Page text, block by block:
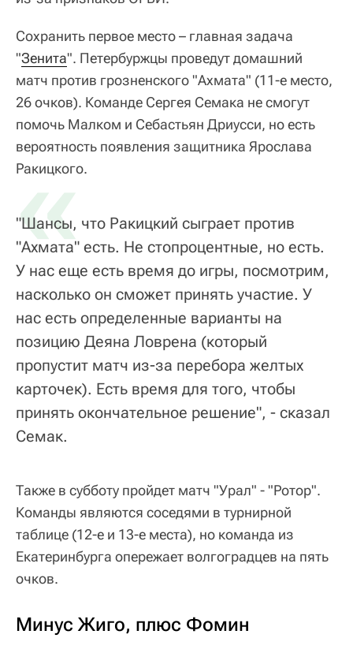
Сохранить первое место – главная задача
"Зенита". Петербуржцы проведут домашний
матч против грозненского "Ахмата" (11-е место,
26 очков). Команде Сергея Семака не смогут
помочь Малком и Себастьян Дриусси, но есть
вероятность появления защитника Ярослава
Ракицкого.
«
"Шансы, что Ракицкий сыграет против
"Ахмата" есть. Не стопроцентные, но есть.
У нас еще есть время до игры, посмотрим,
насколько он сможет принять участие. У
нас есть определенные варианты на
позицию Деяна Ловрена (который
пропустит матч из-за перебора желтых
карточек). Есть время для того, чтобы
принять окончательное решение", - сказал
Семак.
Также в субботу пройдет матч "Урал" - "Ротор".
Команды являются соседями в турнирной
таблице (12-е и 13-е места), но команда из
Екатеринбурга опережает волгоградцев на пять
очков.
Минус Жиго, плюс Фомин